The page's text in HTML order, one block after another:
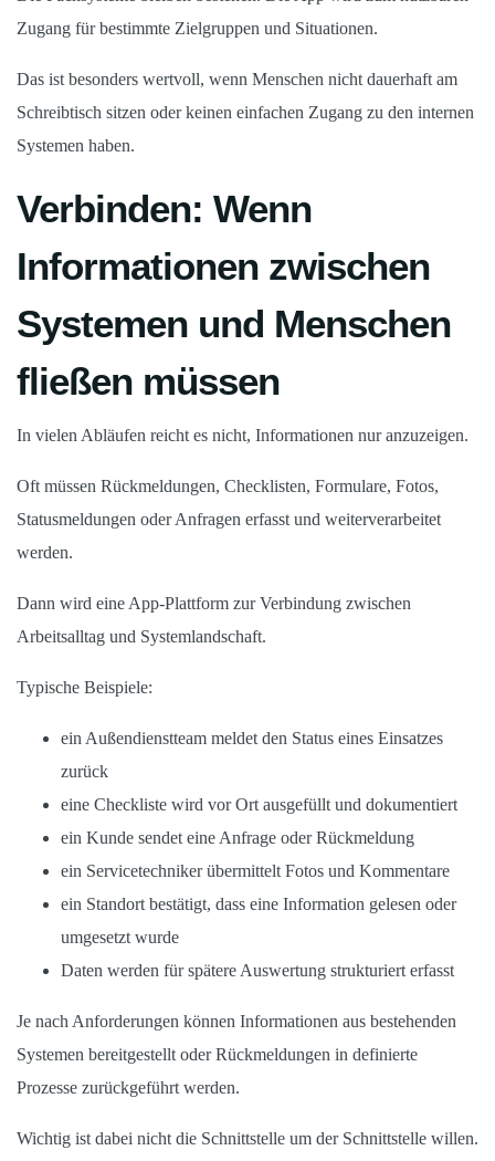
Zugang für bestimmte Zielgruppen und Situationen.
Das ist besonders wertvoll, wenn Menschen nicht dauerhaft am
Schreibtisch sitzen oder keinen einfachen Zugang zu den internen
Systemen haben.
Verbinden: Wenn
Informationen zwischen
Systemen und Menschen
fließen müssen
In vielen Abläufen reicht es nicht, Informationen nur anzuzeigen.
Oft müssen Rückmeldungen, Checklisten, Formulare, Fotos,
Statusmeldungen oder Anfragen erfasst und weiterverarbeitet
werden.
Dann wird eine App-Plattform zur Verbindung zwischen
Arbeitsalltag und Systemlandschaft.
Typische Beispiele:
ein Außendienstteam meldet den Status eines Einsatzes
zurück
eine Checkliste wird vor Ort ausgefüllt und dokumentiert
ein Kunde sendet eine Anfrage oder Rückmeldung
ein Servicetechniker übermittelt Fotos und Kommentare
ein Standort bestätigt, dass eine Information gelesen oder
umgesetzt wurde
Daten werden für spätere Auswertung strukturiert erfasst
Je nach Anforderungen können Informationen aus bestehenden
Systemen bereitgestellt oder Rückmeldungen in definierte
Prozesse zurückgeführt werden.
Wichtig ist dabei nicht die Schnittstelle um der Schnittstelle willen.